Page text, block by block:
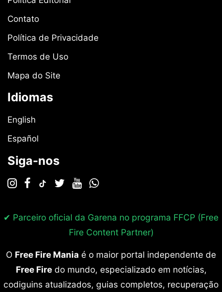
Contato
Política de Privacidade
Termos de Uso
Mapa do Site
Idiomas
English
Español
Siga-nos
✔ Parceiro oficial da Garena no programa FFCP (Free
Fire Content Partner)
O Free Fire Mania é o maior portal independente de
Free Firedo mundo, especializado em notícias,
codiguins atualizados, guias completos, recuperação